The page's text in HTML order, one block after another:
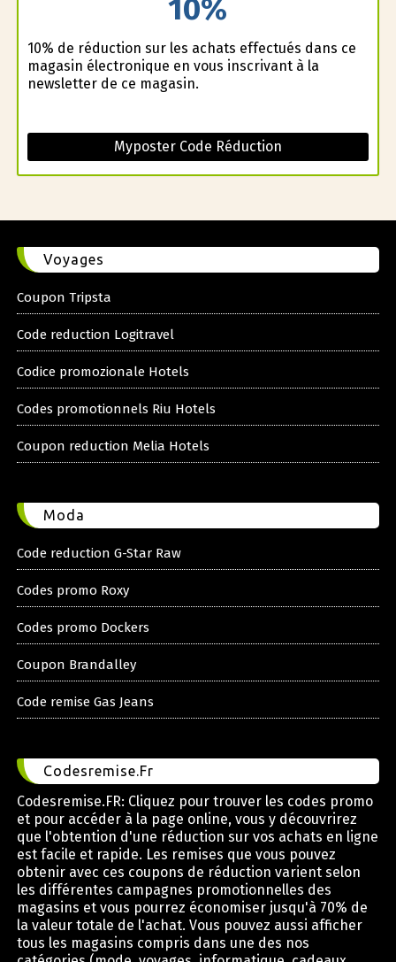
10%
10% de réduction sur les achats effectués dans ce
magasin électronique en vous inscrivant à la
newsletter de ce magasin.
Myposter Code Réduction
Voyages
Coupon Tripsta
Code reduction Logitravel
Codice promozionale Hotels
Codes promotionnels Riu Hotels
Coupon reduction Melia Hotels
Moda
Code reduction G-Star Raw
Codes promo Roxy
Codes promo Dockers
Coupon Brandalley
Code remise Gas Jeans
Codesremise.Fr
Codesremise.FR: Cliquez pour trouver les codes promo
et pour accéder à la page online, vous y découvrirez
que l'obtention d'une réduction sur vos achats en ligne
est facile et rapide. Les remises que vous pouvez
obtenir avec ces coupons de réduction varient selon
les différentes campagnes promotionnelles des
magasins et vous pourrez économiser jusqu'à 70% de
la valeur totale de l'achat. Vous pouvez aussi afficher
tous les magasins compris dans une des nos